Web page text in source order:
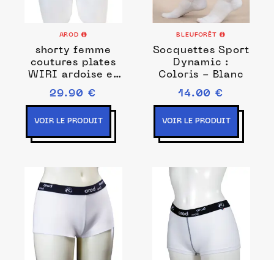
AROD
shorty femme
coutures plates
WIRI ardoise et
rouge
29.90 €
VOIR LE PRODUIT
BLEUFORÊT
Socquettes Sport
Dynamic :
Coloris - Blanc
14.00 €
VOIR LE PRODUIT